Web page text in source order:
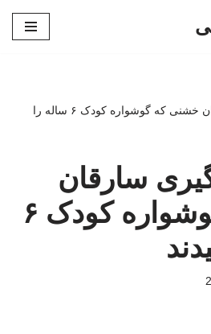
ببینید | دستگیری سارقان خشنی که گوشواره کودک ۶ ساله را
سارقان
خشنی که گوشواره کودک ۶